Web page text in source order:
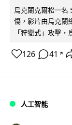
烏克蘭克爾松一名
傷，影片由烏克蘭
「狩獵式」攻擊，
126 41 ↗
人工智能